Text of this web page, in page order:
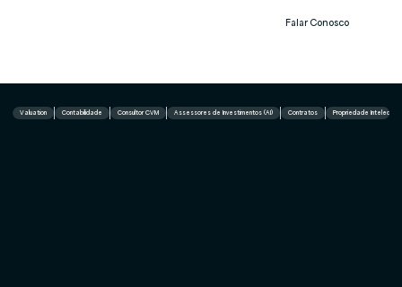
Falar Conosco
Valuation Contabilidade Consultor CVM Assessores de Investimentos (AI) Contratos Propriedade Intelectual